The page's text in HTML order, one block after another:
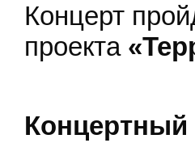
Концерт
проекта
Концертный